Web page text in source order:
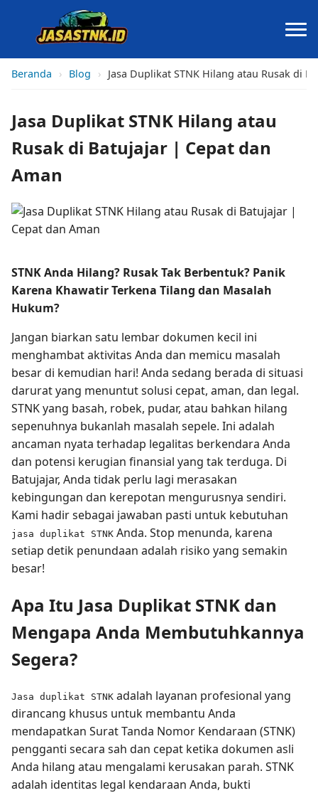
Beranda › Blog › Jasa Duplikat STNK Hilang atau Rusak di
Jasa Duplikat STNK Hilang atau
Rusak di Batujajar | Cepat dan
Aman
STNK Anda Hilang? Rusak Tak Berbentuk? Panik
Karena Khawatir Terkena Tilang dan Masalah
Hukum?
Jangan biarkan satu lembar dokumen kecil ini
menghambat aktivitas Anda dan memicu masalah
besar di kemudian hari! Anda sedang berada di situasi
darurat yang menuntut solusi cepat, aman, dan legal.
STNK yang basah, robek, pudar, atau bahkan hilang
sepenuhnya bukanlah masalah sepele. Ini adalah
ancaman nyata terhadap legalitas berkendara Anda
dan potensi kerugian finansial yang tak terduga. Di
Batujajar, Anda tidak perlu lagi merasakan
kebingungan dan kerepotan mengurusnya sendiri.
Kami hadir sebagai jawaban pasti untuk kebutuhan
jasa duplikat STNK Anda. Stop menunda, karena
setiap detik penundaan adalah risiko yang semakin
besar!
Apa Itu Jasa Duplikat STNK dan
Mengapa Anda Membutuhkannya
Segera?
Jasa duplikat STNK adalah layanan profesional yang
dirancang khusus untuk membantu Anda
mendapatkan Surat Tanda Nomor Kendaraan (STNK)
pengganti secara sah dan cepat ketika dokumen asli
Anda hilang atau mengalami kerusakan parah. STNK
adalah identitas legal kendaraan Anda, bukti